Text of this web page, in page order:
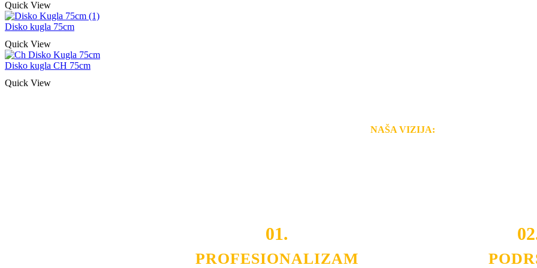
Quick View
Disko kugla 75cm
Quick View
Disko kugla CH 75cm
Quick View
NAŠA VIZIJA:
01.
PROFESIONALIZAM